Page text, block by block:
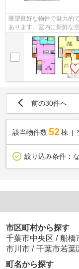
眺望良好な物件で魅力的
あります。室内に新鮮な
になるイチオシ物件情報
前の30件へ
該当物件数 52棟
絞り込み条件：
市区町村から探す
千葉市中央区 / 船橋
市川市 / 千葉市若葉
町名から探す